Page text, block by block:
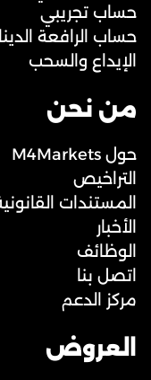
حساب تجريبي
حساب الرافعة
الإيداع والسحب
من نحن
حول M4Markets
التراخيص
المستندات
الأخبار
الوظائف
اتصل بنا
مركز الدعم
العروض